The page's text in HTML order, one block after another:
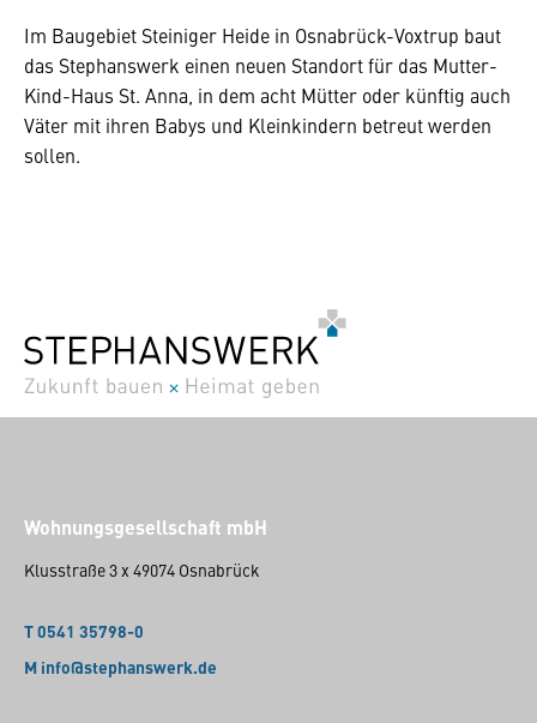
Im Baugebiet Steiniger Heide in Osnabrück-Voxtrup baut
das Stephanswerk einen neuen Standort für das Mutter-
Kind-Haus St. Anna, in dem acht Mütter oder künftig auch
Väter mit ihren Babys und Kleinkindern betreut werden
sollen.
Wohnungsgesellschaft mbH
Klusstraße 3 x 49074 Osnabrück
T 0541 35798-0
M info@stephanswerk.de